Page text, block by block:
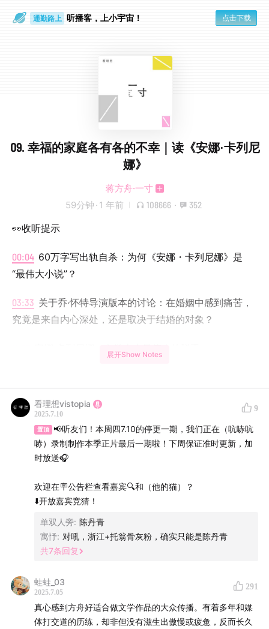
通勤路上 听播客，上小宇宙！ 点击下载
09. 幸福的家庭各有各的不幸｜读《安娜·卡列尼
娜》
蒋方舟·一寸
59分钟 · 1 年前 108666 · 352
👀收听提示
00:04 60万字写出轨自杀：为何《安娜・卡列尼娜》是
“最伟大小说”？
03:33 关于乔·怀特导演版本的讨论：在婚姻中感到痛苦，
究竟是来自内心深处，还是取决于结婚的对象？
安娜·卡列尼娜：文学史上最伟大的脱手
16:51 什么是反英雄（anti-hero）的角色？
5天初稿，4年改写：托尔斯泰为何说 “写安娜让我
厌恶到难以忍受”？
赛马会安娜当众崩溃，小说的结局开始了🪄
《安娜·卡列尼娜》不是一个关于爱情的故事，而是
一个关于惩罚的故事
幸福的列文很想去死
39:37 如何判断对方是不是适合走进婚姻的人？
卧室里的悲剧：托尔斯泰的13 个孩子
展开Show Notes
看理想vistopia
2025.7.10
9
置顶
📢听友们！本周四7.10的停更一期，我们正在（吭哧吭
哧）录制制作本季正片最后一期啦！下周保证准时更新，加
时放送🎧
欢迎在🪧公告栏查看嘉宾🔍和（他的猫）？
⬇️开放嘉宾竞猜！
单双人旁: 陈丹青
寓忬: 对吼，浙江+托翁骨灰粉，确实只能是陈丹青
共7条回复
蛙蛙_03
2025.7.05
291
真心感到方舟好适合做文学作品的大众传播。有着多年和媒
体打交道的历练，却非但没有滋生出傲慢或疲惫，反而长久